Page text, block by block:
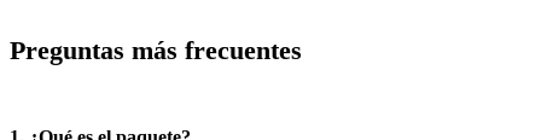
Preguntas más frecuentes